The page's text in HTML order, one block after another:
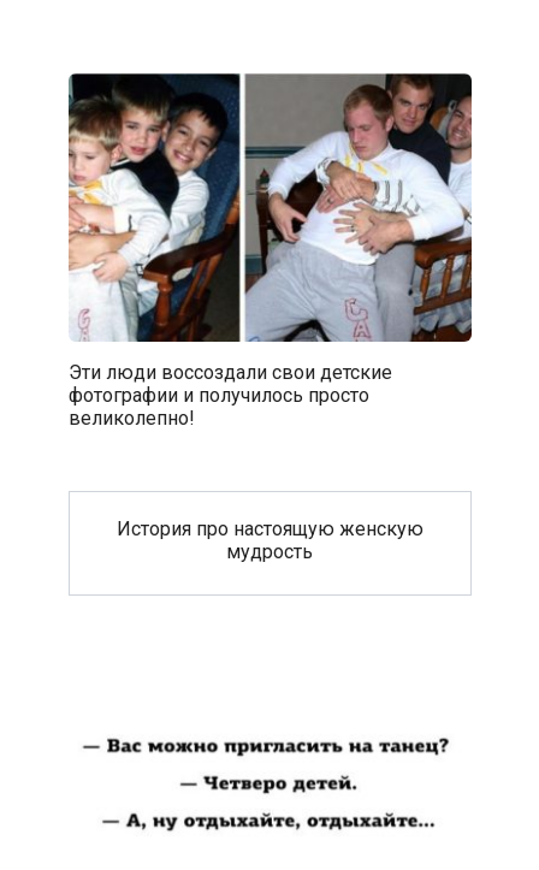
Эти люди воссоздали свои детские
фотографии и получилось просто
великолепно!
История про настоящую женскую
мудрость